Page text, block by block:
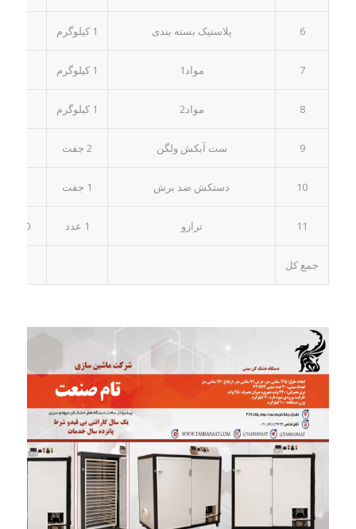
6 پلاستیک بسته بندی 1 کیلوگرم
7 مواد1 1 کیلوگرم
8 مواد2 1 کیلوگرم
9 ست آبکش ولگن 2 جفت
10 دستکش ضد برش 1 جفت
11 ترازو 1 عدد
جمع کل